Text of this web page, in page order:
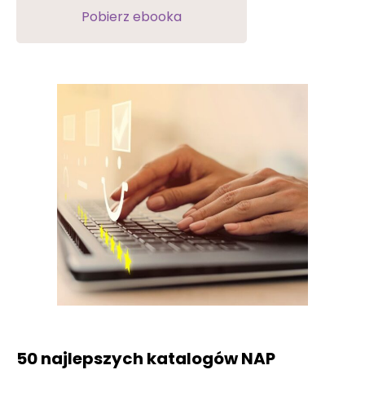
Pobierz ebooka
50 najlepszych katalogów NAP